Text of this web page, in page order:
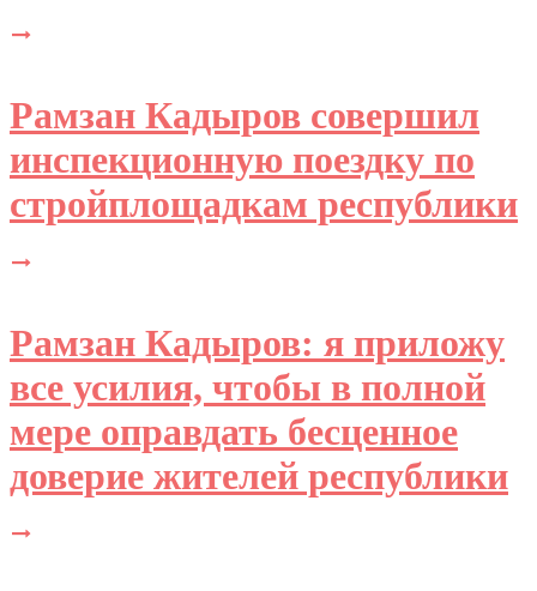
Рамзан Кадыров совершил
инспекционную поездку по
стройплощадкам республики
Рамзан Кадыров: я приложу
все усилия, чтобы в полной
мере оправдать бесценное
доверие жителей республики